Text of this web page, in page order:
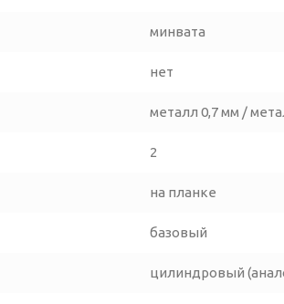
минвата
нет
металл 0,7 мм /
2
на планке
базовый
цилиндровый